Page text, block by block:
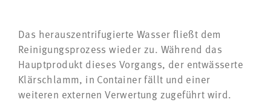
Das herauszentrifugierte Wasser fließt dem
Reinigungsprozess wieder zu. Während das
Hauptprodukt dieses Vorgangs, der entwässerte
Klärschlamm, in Container fällt und einer
weiteren externen Verwertung zugeführt wird.